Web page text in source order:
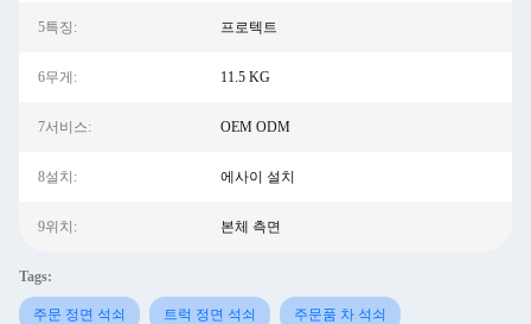
5특징: 프로텍트
6무게: 11.5 KG
7서비스: OEM ODM
8설치: 에사이 설치
9위치: 본체 측면
Tags:
주문 정면 석쇠 트럭 정면 석쇠 주문품 차 석쇠